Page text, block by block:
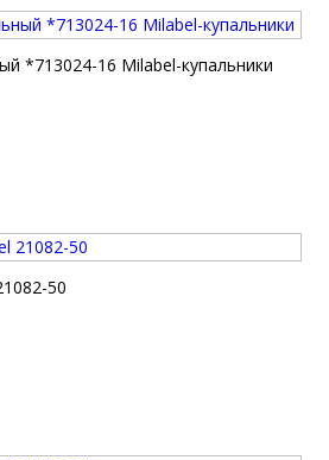
*713024-16 Milabel-купальники
50